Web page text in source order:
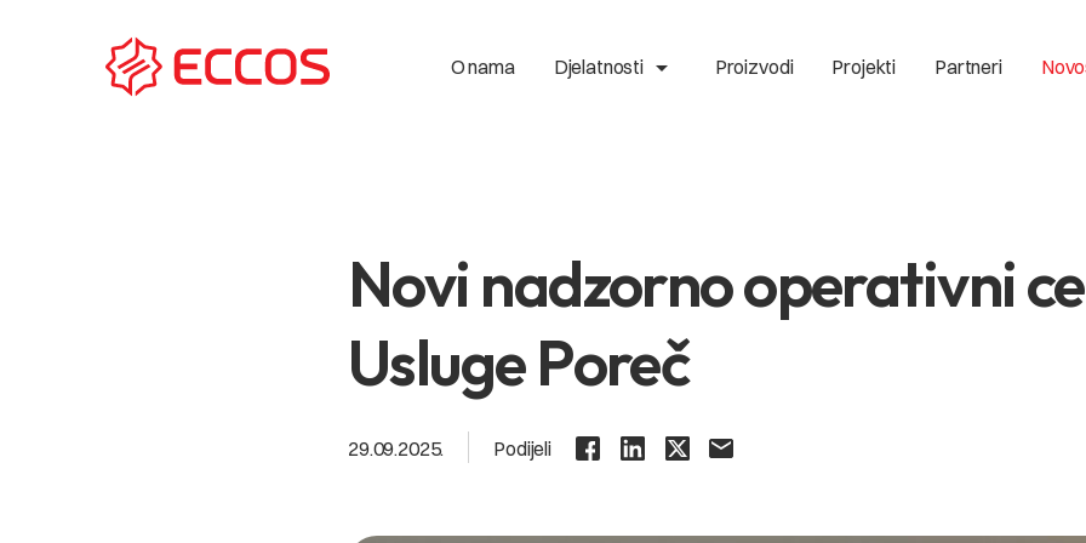
O nama Djelatnosti arrow_drop_up Proizvodi Projekti Partneri
Novi nadzorno operativni
Usluge Poreč
29.09.2025. Podijeli